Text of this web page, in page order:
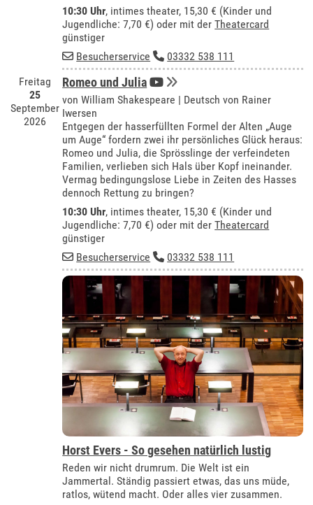
10:30 Uhr, intimes theater, 15,30 € (Kinder und
Jugendliche: 7,70 €) oder mit derTheatercard
günstiger
Besucherservice
03332 538 111
Freitag
25
September
2026
Romeo und Julia
von William Shakespeare | Deutsch von Rainer
Iwersen
Entgegen der hasserfüllten Formel der Alten „Auge
um Auge“ fordern zwei ihr persönliches Glück heraus:
Romeo und Julia, die Sprösslinge der verfeindeten
Familien, verlieben sich Hals über Kopf ineinander.
Vermag bedingungslose Liebe in Zeiten des Hasses
dennoch Rettung zu bringen?
10:30 Uhr, intimes theater, 15,30 € (Kinder und
Jugendliche: 7,70 €) oder mit derTheatercard
günstiger
Besucherservice
03332 538 111
Horst Evers - So gesehen natürlich lustig
Reden wir nicht drumrum. Die Welt ist ein
Jammertal. Ständig passiert etwas, das uns müde,
ratlos, wütend macht. Oder alles vier zusammen.